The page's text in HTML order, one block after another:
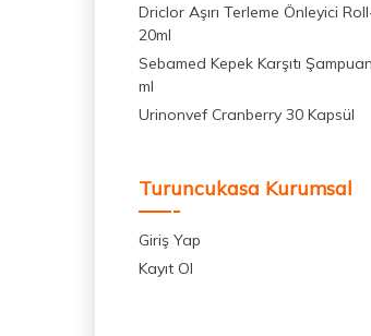
Driclor Aşırı Terleme Önleyici
20ml
Sebamed Kepek Karşıtı
ml
Urinonvef Cranberry 30 Kapsül
Turuncukasa Kurumsal
Giriş Yap
Kayıt Ol